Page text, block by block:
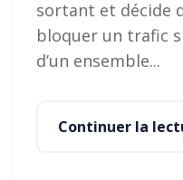
sortant et décide
bloquer un trafic
d’un ensemble...
Continuer la